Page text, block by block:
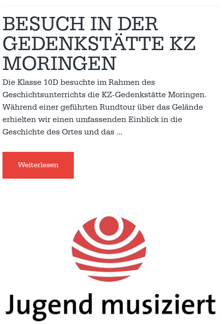
BESUCH IN DER
GEDENKSTÄTTE KZ
MORINGEN
Die Klasse 10D besuchte im Rahmen des
Geschichtsunterrichts die KZ-Gedenkstätte Moringen.
Während einer geführten Rundtour über das Gelände
erhielten wir einen umfassenden Einblick in die
Geschichte des Ortes und das …
Weiterlesen